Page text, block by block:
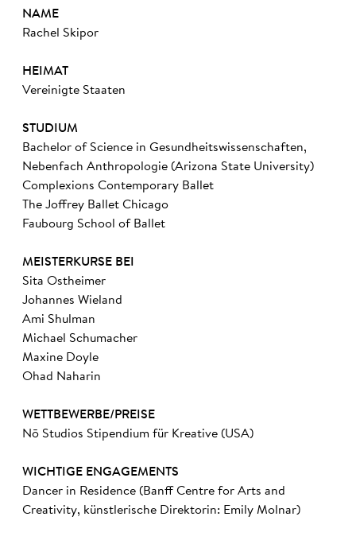
NAME
Rachel Skipor
HEIMAT
Vereinigte Staaten
STUDIUM
Bachelor of Science in Gesundheitswissenschaften,
Nebenfach Anthropologie (Arizona State University)
Complexions Contemporary Ballet
The Joffrey Ballet Chicago
Faubourg School of Ballet
MEISTERKURSE BEI
Sita Ostheimer
Johannes Wieland
Ami Shulman
Michael Schumacher
Maxine Doyle
Ohad Naharin
WETTBEWERBE/PREISE
Nō Studios Stipendium für Kreative (USA)
WICHTIGE ENGAGEMENTS
Dancer in Residence (Banff Centre for Arts and
Creativity, künstlerische Direktorin: Emily Molnar)